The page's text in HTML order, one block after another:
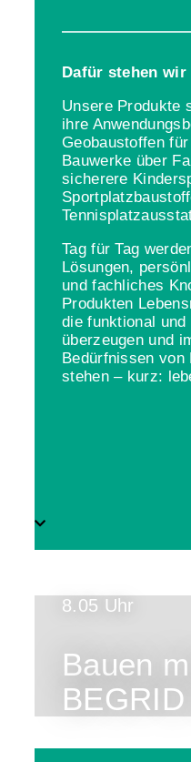
Dafür stehen wir
Unsere Produkte
ihre
Geobaustoffen
Bauwerke über
sicherere
Tag für Tag
Lösungen,
und fachliches
Produkten
die funktional
überzeugen und
Bedürfnissen von
stehen – kurz:
8.05 Uhr
Bauen